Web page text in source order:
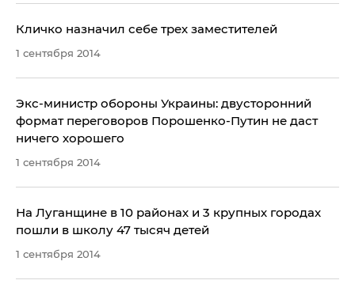
Кличко назначил себе трех заместителей
1 сентября 2014
​Экс-министр обороны Украины: двусторонний
формат переговоров Порошенко-Путин не даст
ничего хорошего
1 сентября 2014
На Луганщине в 10 районах и 3 крупных городах
пошли в школу 47 тысяч детей
1 сентября 2014